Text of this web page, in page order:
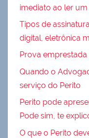
imediato ao ler
Tipos de
digital, eletrônica
Prova emprestada
Quando o
serviço do Perito
Perito pode
Pode sim, te
O que o Perito